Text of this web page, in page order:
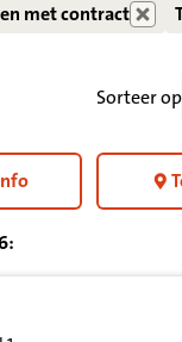
met contract
Sorteer op
: